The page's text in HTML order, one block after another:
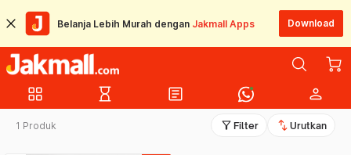
Belanja Lebih Murah dengan Jakmall Apps Download
grid_view hourglass_empty article person
1 Produk filter_alt Filter swap_vert Urutkan